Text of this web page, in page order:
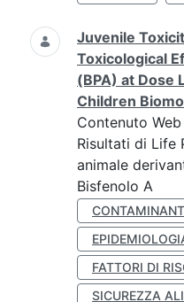
Juvenile
Toxicological
(BPA) at Dose
Children
Contenuto Web
Risultati di Life
animale
Bisfenolo A
FATTORI DI
SICUREZZA